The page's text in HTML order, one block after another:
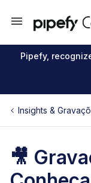
Pipefy,
Insights &
🎥